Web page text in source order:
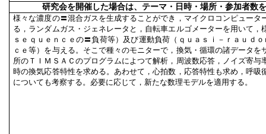
研究会を開催した場合は、テーマ・日時・場所・参加者数
様々な濃度の〓混合ガスを生成することができ，マイクロコンピュータ
る，ランダムガス・ジェネレータと，自転車エルゴメーターを用いて，
ｓｅｑｕｅｎｃｅの〓負荷等）及び運動負荷（ｑｕａｓｉ－ｒａｕｄ
ｃｅ等）を与える。そこで種々のモニターで，換気・循環の諸データを
所のＴＩＭＳＡＣのプログラムによつて解析，周波数応答，ノイズ寄与
時の換気応答特性を求める。あわせて，心拍数，応答特性も求め，呼吸
についても考察する。必要に応じて，新たな数理モデルを適用する。